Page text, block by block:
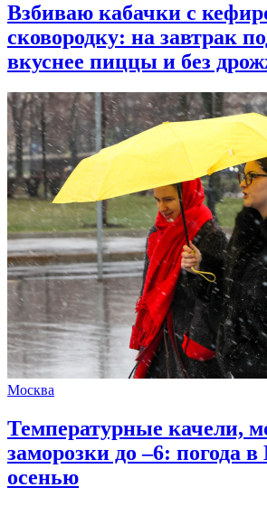
Взбиваю кабачки с
сковородку: на завтрак
вкуснее пиццы и без
Москва
Температурные качели,
заморозки до –6: погода
осенью